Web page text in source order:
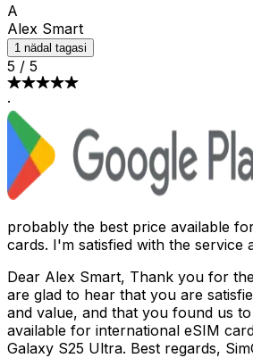
A
Alex Smart
1 nädal tagasi
5 / 5
·
probably the best price available
cards. I'm satisfied with the service
Dear Alex Smart, Thank you for
are glad to hear that you are
and value, and that you found us
available for international eSIM
Galaxy S25 Ultra. Best regards,